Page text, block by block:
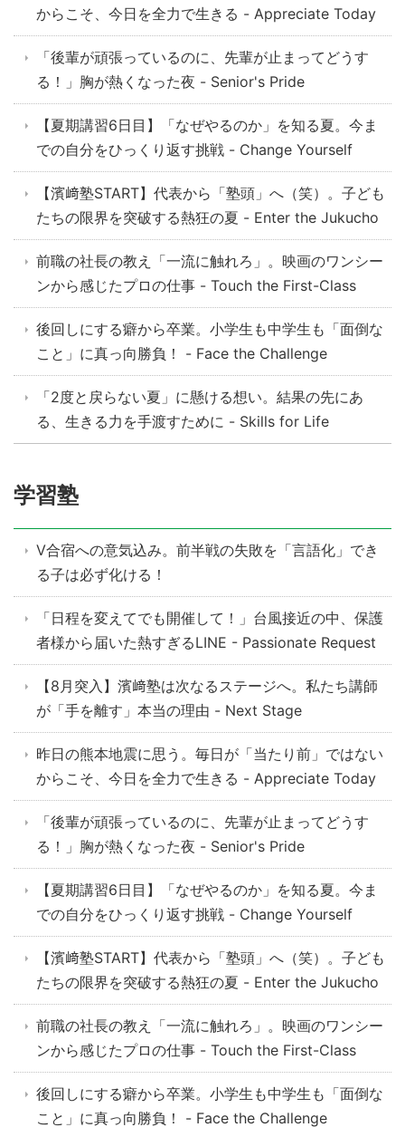
からこそ、今日を全力で生きる - Appreciate Today
「後輩が頑張っているのに、先輩が止まってどうす
る！」胸が熱くなった夜 - Senior's Pride
【夏期講習6日目】「なぜやるのか」を知る夏。今ま
での自分をひっくり返す挑戦 - Change Yourself
【濱﨑塾START】代表から「塾頭」へ（笑）。子ども
たちの限界を突破する熱狂の夏 - Enter the Jukucho
前職の社長の教え「一流に触れろ」。映画のワンシー
ンから感じたプロの仕事 - Touch the First-Class
後回しにする癖から卒業。小学生も中学生も「面倒な
こと」に真っ向勝負！ - Face the Challenge
「2度と戻らない夏」に懸ける想い。結果の先にあ
る、生きる力を手渡すために - Skills for Life
学習塾
V合宿への意気込み。前半戦の失敗を「言語化」でき
る子は必ず化ける！
「日程を変えてでも開催して！」台風接近の中、保護
者様から届いた熱すぎるLINE - Passionate Request
【8月突入】濱﨑塾は次なるステージへ。私たち講師
が「手を離す」本当の理由 - Next Stage
昨日の熊本地震に思う。毎日が「当たり前」ではない
からこそ、今日を全力で生きる - Appreciate Today
「後輩が頑張っているのに、先輩が止まってどうす
る！」胸が熱くなった夜 - Senior's Pride
【夏期講習6日目】「なぜやるのか」を知る夏。今ま
での自分をひっくり返す挑戦 - Change Yourself
【濱﨑塾START】代表から「塾頭」へ（笑）。子ども
たちの限界を突破する熱狂の夏 - Enter the Jukucho
前職の社長の教え「一流に触れろ」。映画のワンシー
ンから感じたプロの仕事 - Touch the First-Class
後回しにする癖から卒業。小学生も中学生も「面倒な
こと」に真っ向勝負！ - Face the Challenge